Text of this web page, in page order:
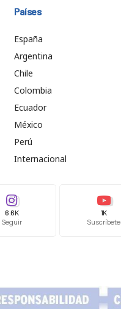
Países
España
Argentina
Chile
Colombia
Ecuador
México
Perú
Internacional
6.6K
Seguir
1K
Suscríbete